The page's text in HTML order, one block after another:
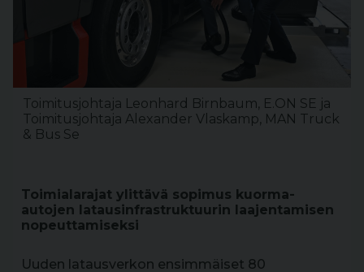
Toimitusjohtaja Leonhard Birnbaum, E.ON SE ja
Toimitusjohtaja Alexander Vlaskamp, MAN Truck
& Bus Se
Toimialarajat ylittävä sopimus kuorma-
autojen latausinfrastruktuurin laajentamisen
nopeuttamiseksi
Uuden latausverkon ensimmäiset 80